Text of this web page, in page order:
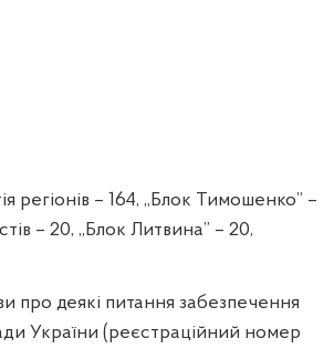
регіонів – 164, „Блок Тимошенко” –
– 20, „Блок Литвина” – 20,
про деякі питання забезпечення
України (реєстраційний номер